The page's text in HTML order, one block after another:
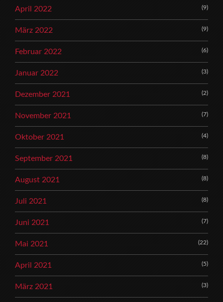
April 2022 (9)
März 2022 (9)
Februar 2022 (6)
Januar 2022 (3)
Dezember 2021 (2)
November 2021 (7)
Oktober 2021 (4)
September 2021 (8)
August 2021 (8)
Juli 2021 (8)
Juni 2021 (7)
Mai 2021 (22)
April 2021 (5)
März 2021 (3)